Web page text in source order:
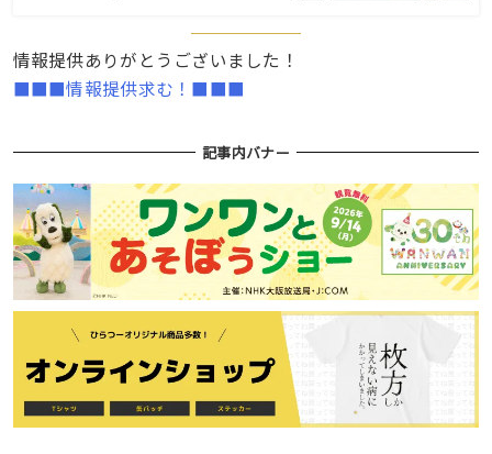
情報提供ありがとうございました！
■■■情報提供求む！■■■
記事内バナー